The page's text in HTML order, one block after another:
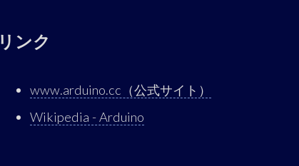
リンク
www.arduino.cc（公式サイト）
Wikipedia - Arduino